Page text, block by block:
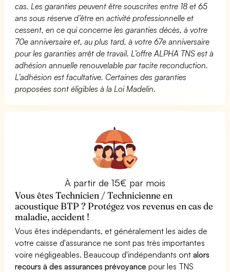
cas. Les garanties peuvent être souscrites entre 18 et 65
ans sous réserve d’être en activité professionnelle et
cessent, en ce qui concerne les garanties décès, à votre
70e anniversaire et, au plus tard, à votre 67e anniversaire
pour les garanties arrêt de travail. L’offre ALPHA TNS est à
adhésion annuelle renouvelable par tacite reconduction.
L’adhésion est facultative. Certaines des garanties
proposées sont éligibles à la Loi Madelin.
À partir de 15€ par mois
Vous êtes Technicien / Technicienne en
acoustique BTP ? Protégez vos revenus en cas de
maladie, accident !
Vous êtes indépendants, et généralement les aides de
votre caisse d'assurance ne sont pas très importantes
voire négligeables. Beaucoup d'indépendants ontalors
recours à des assurances prévoyance pour les TNS